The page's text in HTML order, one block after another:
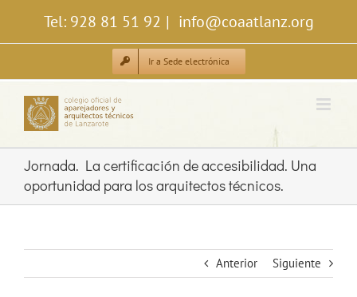
contenido
Tel: 928 81 51 92 | info@coaatlanz.org
Ir a Sede electrónica
Jornada. La certificación de accesibilidad. Una
oportunidad para los arquitectos técnicos.
Anterior Siguiente